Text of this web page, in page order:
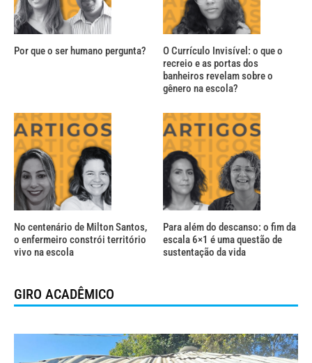
Por que o ser humano pergunta?
O Currículo Invisível: o que o
recreio e as portas dos
banheiros revelam sobre o
gênero na escola?
No centenário de Milton Santos,
o enfermeiro constrói território
vivo na escola
Para além do descanso: o fim da
escala 6×1 é uma questão de
sustentação da vida
GIRO ACADÊMICO